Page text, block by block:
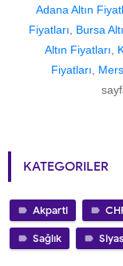
Adana Altın
Fiyatları
Bursa
Altın Fiyatları
Fiyatları
KATEGORILER
Akparti
Sağlık